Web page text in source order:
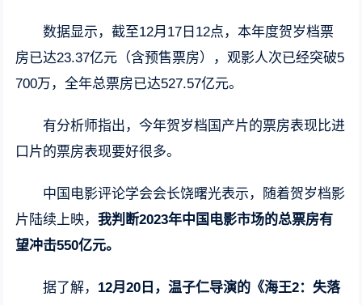
数据显示，截至12月17日12点，本年度贺岁档票
房已达23.37亿元（含预售票房），观影人次已经突破5
700万，全年总票房已达527.57亿元。
有分析师指出，今年贺岁档国产片的票房表现比进
口片的票房表现要好很多。
中国电影评论学会会长饶曙光表示，随着贺岁档影
片陆续上映，我判断2023年中国电影市场的总票房有
望冲击550亿元。
据了解， 12月20日，温子仁导演的《海王2：失落